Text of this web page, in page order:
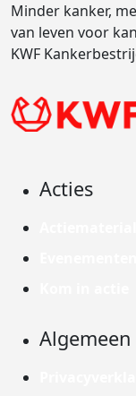
Minder kanker,
van leven voor
KWF
Acties
Algemeen